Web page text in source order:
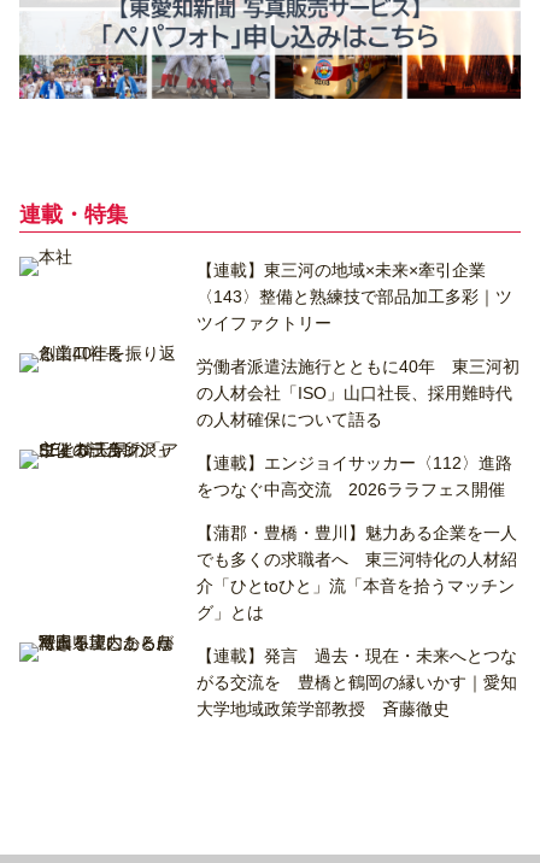
連載・特集
【連載】東三河の地域×未来×牽引企業
〈143〉整備と熟練技で部品加工多彩｜ツ
ツイファクトリー
労働者派遣法施行とともに40年 東三河初
の人材会社「ISO」山口社長、採用難時代
の人材確保について語る
【連載】エンジョイサッカー〈112〉進路
をつなぐ中高交流 2026ララフェス開催
【蒲郡・豊橋・豊川】魅力ある企業を一人
でも多くの求職者へ 東三河特化の人材紹
介「ひとtoひと」流「本音を拾うマッチン
グ」とは
【連載】発言 過去・現在・未来へとつな
がる交流を 豊橋と鶴岡の縁いかす｜愛知
大学地域政策学部教授 斉藤徹史